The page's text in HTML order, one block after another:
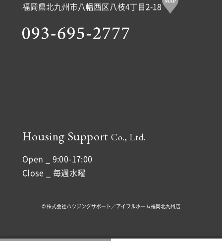
福岡県北九州市八幡西区八枝4丁目2-18
Housing SupportCo., Ltd.
Open _ 9:00-17:00
Close _ 毎週水曜
© 株式会社ハウジングサポート／アイフルホーム福岡北九州店